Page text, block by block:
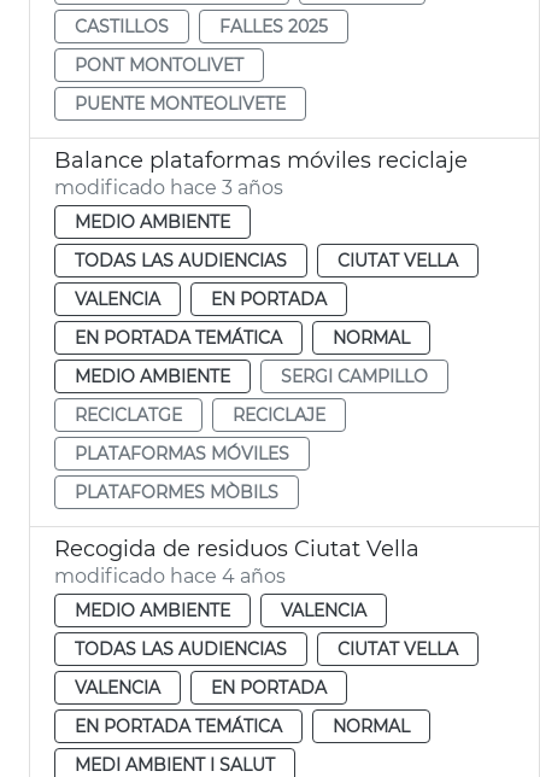
CASTILLOS
FALLES 2025
PONT MONTOLIVET
PUENTE MONTEOLIVETE
Balance plataformas móviles reciclaje
modificado hace 3 años
MEDIO AMBIENTE
TODAS LAS AUDIENCIAS
CIUTAT VELLA
VALENCIA
EN PORTADA
EN PORTADA TEMÁTICA
NORMAL
MEDIO AMBIENTE
SERGI CAMPILLO
RECICLATGE
RECICLAJE
PLATAFORMAS MÓVILES
PLATAFORMES MÒBILS
Recogida de residuos Ciutat Vella
modificado hace 4 años
MEDIO AMBIENTE
VALENCIA
TODAS LAS AUDIENCIAS
CIUTAT VELLA
VALENCIA
EN PORTADA
EN PORTADA TEMÁTICA
NORMAL
MEDI AMBIENT I SALUT